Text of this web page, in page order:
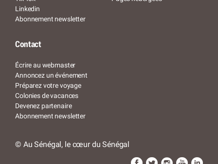
Linkedin
Abonnement newsletter
Contact
Écrire au webmaster
Annoncez un événement
Préparez votre voyage
Colonies de vacances
Devenez partenaire
Abonnement newsletter
© Au Sénégal, le cœur du Sénégal